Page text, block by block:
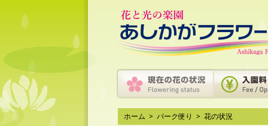
ホーム > パーク便り > 花の状況